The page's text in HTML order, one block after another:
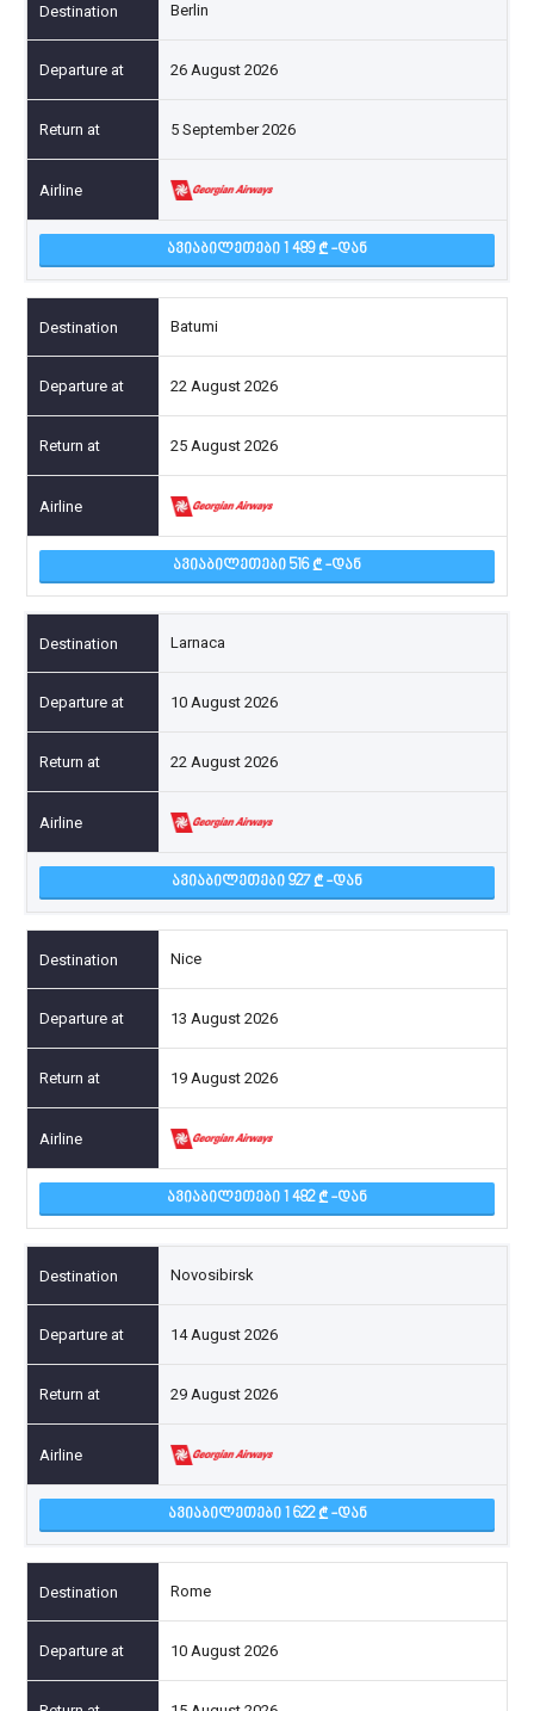
Berlin
26 August 2026
5 September 2026
ᲐᲕᲘᲐᲑᲘᲚᲔᲗᲔᲑᲘ 1 489 -ᲓᲐᲜ
Batumi
22 August 2026
25 August 2026
ᲐᲕᲘᲐᲑᲘᲚᲔᲗᲔᲑᲘ 516 -ᲓᲐᲜ
Larnaca
10 August 2026
22 August 2026
ᲐᲕᲘᲐᲑᲘᲚᲔᲗᲔᲑᲘ 927 -ᲓᲐᲜ
Nice
13 August 2026
19 August 2026
ᲐᲕᲘᲐᲑᲘᲚᲔᲗᲔᲑᲘ 1 482 -ᲓᲐᲜ
Novosibirsk
14 August 2026
29 August 2026
ᲐᲕᲘᲐᲑᲘᲚᲔᲗᲔᲑᲘ 1 622 -ᲓᲐᲜ
Rome
10 August 2026